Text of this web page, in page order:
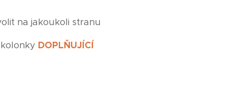
na jakoukoli stranu
DOPLŇUJÍCÍ